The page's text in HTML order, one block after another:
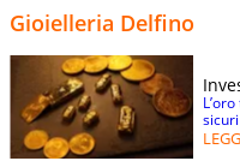
Gioielleria Delfino
sicuri